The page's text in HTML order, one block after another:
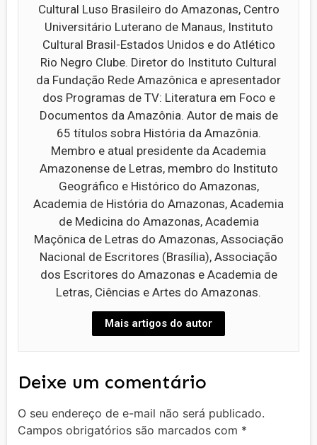
Cultural Luso Brasileiro do Amazonas, Centro
Universitário Luterano de Manaus, Instituto
Cultural Brasil-Estados Unidos e do Atlético
Rio Negro Clube. Diretor do Instituto Cultural
da Fundação Rede Amazônica e apresentador
dos Programas de TV: Literatura em Foco e
Documentos da Amazônia. Autor de mais de
65 títulos sobra História da Amazônia.
Membro e atual presidente da Academia
Amazonense de Letras, membro do Instituto
Geográfico e Histórico do Amazonas,
Academia de História do Amazonas, Academia
de Medicina do Amazonas, Academia
Maçônica de Letras do Amazonas, Associação
Nacional de Escritores (Brasília), Associação
dos Escritores do Amazonas e Academia de
Letras, Ciências e Artes do Amazonas.
Mais artigos do autor
Deixe um comentário
O seu endereço de e-mail não será publicado.
Campos obrigatórios são marcados com *